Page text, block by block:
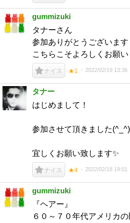
gummizuki
タナーさん
参加ありがとうございます
こちらこそよろしくお願
ナイス ★1 2022/02/19 13:36
タナー
はじめまして！
参加させて頂きました
宜しくお願い致します✨
ナイス ★4 2022/02/18 19:01
gummizuki
『ヘアー』
６０～７０年代アメリカ